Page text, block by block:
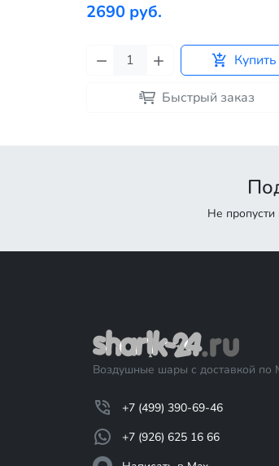
2690 руб.
Купить
Быстрый заказ
Не
Воздушные шары с доставкой по
+7 (499) 390-69-46
+7 (926) 625 16 66